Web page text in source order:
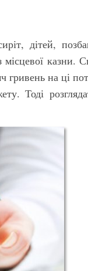
дітей,
казни.
гривень на ці
Тоді